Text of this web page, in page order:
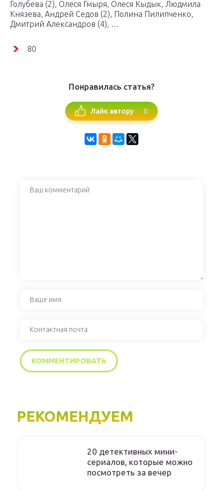
Голубева (2), Олеся Гмыря, Олеся Кыдык, Людмила
Князева, Андрей Седов (2), Полина Пилипченко,
Дмитрий Александров (4), …
80
Понравилась статья?
Лайк автору 0
РЕКОМЕНДУЕМ
20 детективных мини-
сериалов, которые можно
посмотреть за вечер